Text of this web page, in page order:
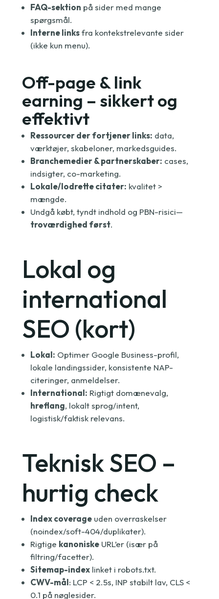
FAQ-sektion på sider med mange
spørgsmål.
Interne linksfra kontekstrelevante sider
(ikke kun menu).
Off-page & link
earning – sikkert og
effektivt
Ressourcer der fortjener links: data,
værktøjer, skabeloner, markedsguides.
Branchemedier & partnerskaber: cases,
indsigter, co-marketing.
Lokale/lodrette citater: kvalitet >
mængde.
Undgå købt, tyndt indhold og PBN-risici—
troværdighed først.
Lokal og
international
SEO (kort)
Lokal: Optimer Google Business-profil,
lokale landingssider, konsistente NAP-
citeringer, anmeldelser.
International: Rigtigt domænevalg,
hreflang, lokalt sprog/intent,
logistisk/faktisk relevans.
Teknisk SEO –
hurtig check
Index coverageuden overraskelser
(noindex/soft-404/duplikater).
Rigtige kanoniskeURL’er (især på
filtring/facetter).
Sitemap-indexlinket i robots.txt.
CWV-mål: LCP < 2.5s, INP stabilt lav, CLS <
0.1 på nøglesider.